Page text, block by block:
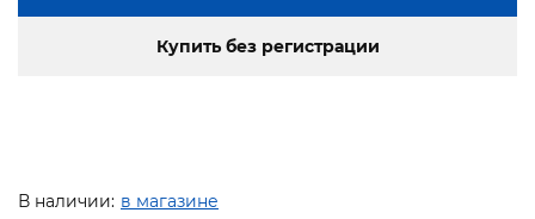
Купить без регистрации
В наличии: в магазине